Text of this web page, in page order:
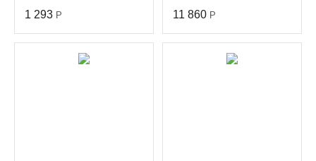
1 293 Р 11 860 Р